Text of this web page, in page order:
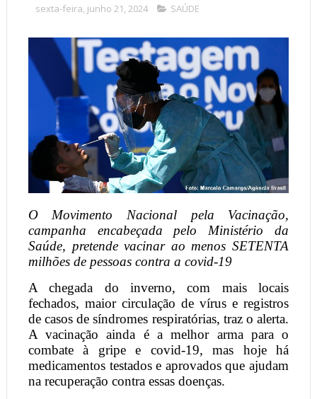
sexta-feira, junho 21, 2024 SAÚDE
O Movimento Nacional pela Vacinação,
campanha encabeçada pelo Ministério da
Saúde, pretende vacinar ao menos SETENTA
milhões de pessoas contra a covid-19
A chegada do inverno, com mais locais
fechados, maior circulação de vírus e registros
de casos de síndromes respiratórias, traz o alerta.
A vacinação ainda é a melhor arma para o
combate à gripe e covid-19, mas hoje há
medicamentos testados e aprovados que ajudam
na recuperação contra essas doenças.